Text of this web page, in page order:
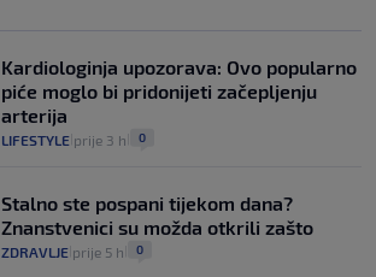
Kardiologinja upozorava: Ovo popularno
piće moglo bi pridonijeti začepljenju
arterija
LIFESTYLE prije 3 h 0
Stalno ste pospani tijekom dana?
Znanstvenici su možda otkrili zašto
ZDRAVLJE prije 5 h 0